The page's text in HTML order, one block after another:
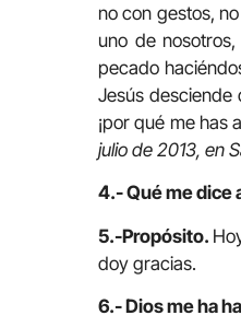
no con gestos,
uno de
pecado
Jesús desciende
¡por qué me has
julio de 2013, en
4.- Qué me dice
5.-Propósito.
doy gracias.
6.- Dios me ha